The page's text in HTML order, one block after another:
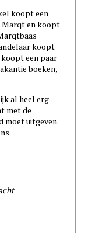
koopt een
Marqt en koopt
koopt
koopt een paar
boeken,
al heel erg
met de
moet uitgeven.